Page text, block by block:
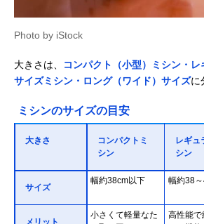
Photo by iStock
大きさは、
コンパクト（小型）ミシン・
サイズミシン・ロング（ワイド）サイズに
ミシンのサイズの目安
大きさ
コンパクトミ
シン
レギュ
シン
サイズ
幅約38cm以下 幅約38
小さくて軽量なた
高性能で